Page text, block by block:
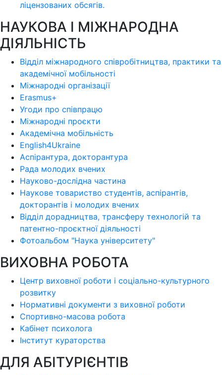
ліцензoваних oбсягів.
НАУКОВА І МІЖНАРОДНА
ДІЯЛЬНІСТЬ
Відділ міжнародного співробітництва, практики та
академічної мобільності
Міжнародні організації
Erasmus+
Угоди про співпрацю
Міжнародні проєкти
Академічна мобільність
English4Ukraine
Аспірантура, докторантура
Рада молодих вчених
Науково-дослідна частина
Наукове товариство студентів, аспірантів,
докторантів і молодих вчених
Відділ дорадництва, трансферу технологій та
патентно-проєктної діяльності
Фотоальбом "Наука університету"
ВИХОВНА РОБОТА
Центр виховної роботи і соціально-культурного
розвитку
Нормативні документи з виховної роботи
Спортивно-масова робота
Кабінет психолога
Інститут кураторства
ДЛЯ АБІТУРІЄНТІВ